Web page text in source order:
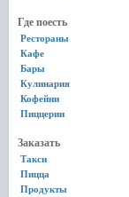
Где поесть
Рестораны
Кафе
Бары
Кулинария
Кофейни
Пиццерии
Заказать
Такси
Пицца
Продукты